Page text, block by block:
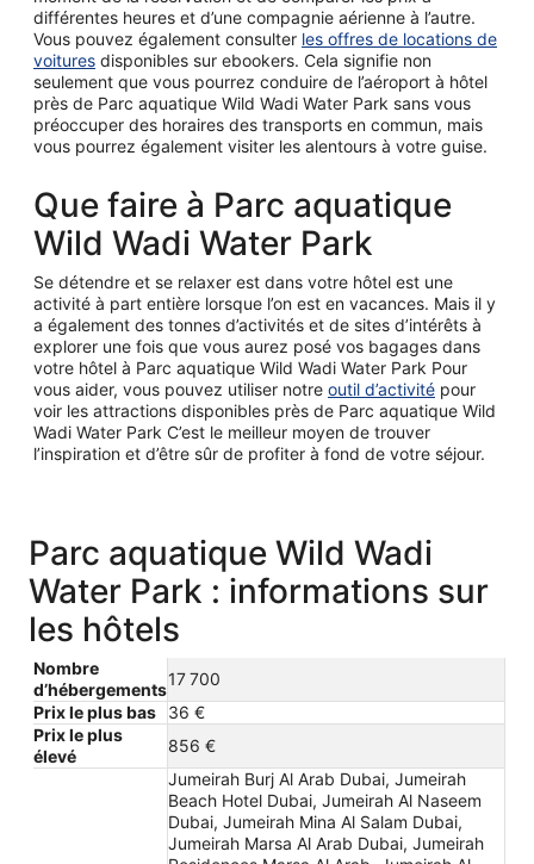
différentes heures et d’une compagnie aérienne à l’autre.
Vous pouvez également consulter les offres de locations de
voitures disponibles sur ebookers. Cela signifie non
seulement que vous pourrez conduire de l’aéroport à hôtel
près de Parc aquatique Wild Wadi Water Park sans vous
préoccuper des horaires des transports en commun, mais
vous pourrez également visiter les alentours à votre guise.
Que faire à Parc aquatique
Wild Wadi Water Park
Se détendre et se relaxer est dans votre hôtel est une
activité à part entière lorsque l’on est en vacances. Mais il y
a également des tonnes d’activités et de sites d’intérêts à
explorer une fois que vous aurez posé vos bagages dans
votre hôtel à Parc aquatique Wild Wadi Water Park Pour
vous aider, vous pouvez utiliser notre outil d’activité pour
voir les attractions disponibles près de Parc aquatique Wild
Wadi Water Park C’est le meilleur moyen de trouver
l’inspiration et d’être sûr de profiter à fond de votre séjour.
Parc aquatique Wild Wadi
Water Park : informations sur
les hôtels
Nombre
d’hébergements
17 700
Prix le plus bas
36 €
Prix le plus
élevé
856 €
Jumeirah Burj Al Arab Dubai, Jumeirah
Beach Hotel Dubai, Jumeirah Al Naseem
Dubai, Jumeirah Mina Al Salam Dubai,
Jumeirah Marsa Al Arab Dubai, Jumeirah